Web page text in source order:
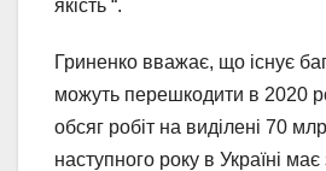
якість “.
Гриненко вважає, що існує
можуть перешкодити в 2020
обсяг робіт на виділені 70
наступного року в Україні